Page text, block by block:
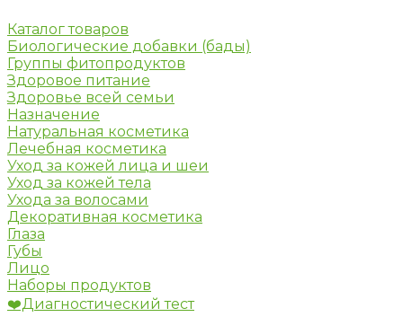
Каталог товаров
Биологические добавки (бады)
Группы фитопродуктов
Здоровое питание
Здоровье всей семьи
Назначение
Натуральная косметика
Лечебная косметика
Уход за кожей лица и шеи
Уход за кожей тела
Ухода за волосами
Декоративная косметика
Глаза
Губы
Лицо
Наборы продуктов
❤️Диагностический тест